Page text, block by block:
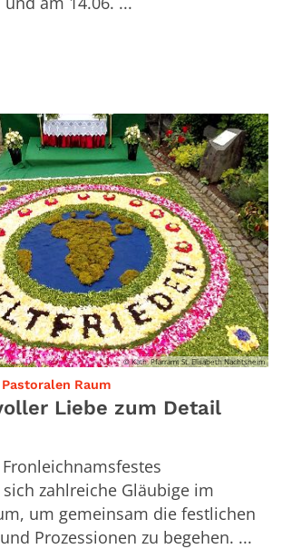
© Kath. Pfarramt St. Elisabeth Nachtsheim
Raum
Liebe zum Detail
zahlreiche Gläubige im
um gemeinsam die festlichen
Prozessionen zu begehen. ...